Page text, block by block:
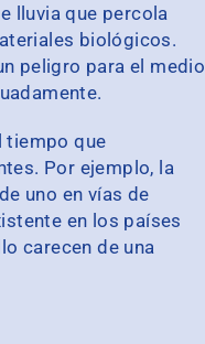
lluvia que percola
biológicos.
peligro para el medio
tiempo que
Por ejemplo, la
uno en vías de
en los países
carecen de una